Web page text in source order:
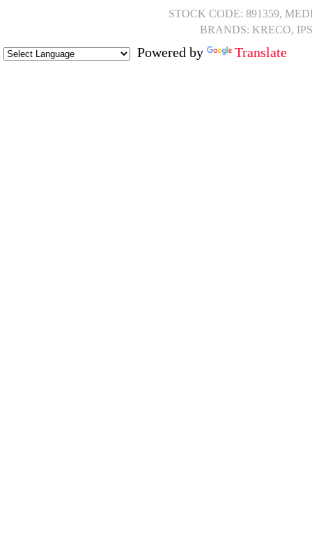
STOCK CODE: 891359,
BRANDS: KRECO,
Powered by Translate